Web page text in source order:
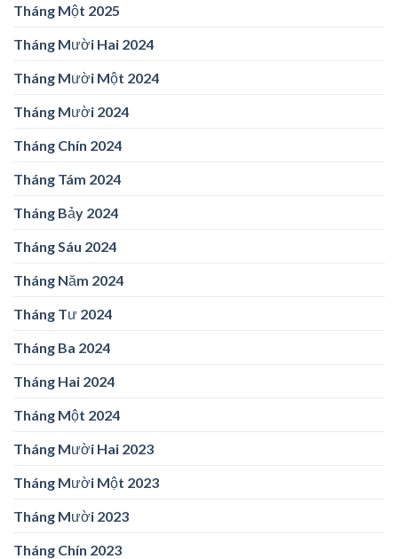
Tháng Một 2025
Tháng Mười Hai 2024
Tháng Mười Một 2024
Tháng Mười 2024
Tháng Chín 2024
Tháng Tám 2024
Tháng Bảy 2024
Tháng Sáu 2024
Tháng Năm 2024
Tháng Tư 2024
Tháng Ba 2024
Tháng Hai 2024
Tháng Một 2024
Tháng Mười Hai 2023
Tháng Mười Một 2023
Tháng Mười 2023
Tháng Chín 2023